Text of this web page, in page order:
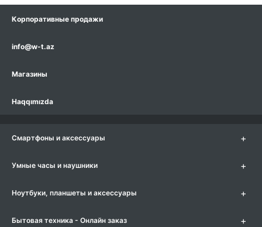
Корпоративные продажи
info@w-t.az
Магазины
Haqqımızda
Смартфоны и аксессуары +
Умные часы и наушники +
Ноутбуки, планшеты и аксессуары +
Бытовая техника - Онлайн заказ +